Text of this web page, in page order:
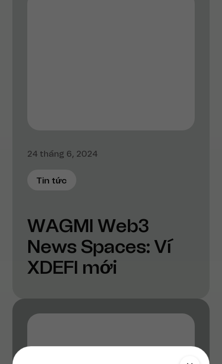
24 tháng 6, 2024
Tin tức
WAGMI Web3
News Spaces: Ví
XDEFI mới